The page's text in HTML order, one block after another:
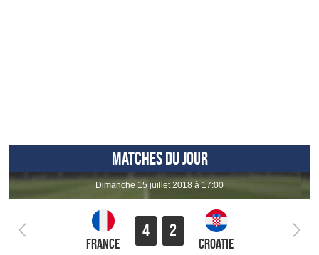
MATCHES DU JOUR
dimanche 15 juillet 2018 à 17:00
France
4 2
Croatie